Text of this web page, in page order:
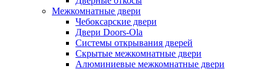
Межкомнатные двери
Чебоксарские двери
Двери Doors-Ola
Системы открывания дверей
Скрытые межкомнатные двери
Алюминиевые межкомнатные двери